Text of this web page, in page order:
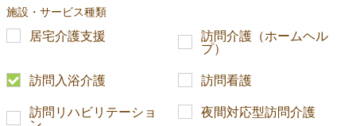
施設・サービス種類
居宅介護支援
訪問介護（ホームヘル
プ）
訪問入浴介護 訪問看護
訪問リハビリテーショ
夜間対応型訪問介護